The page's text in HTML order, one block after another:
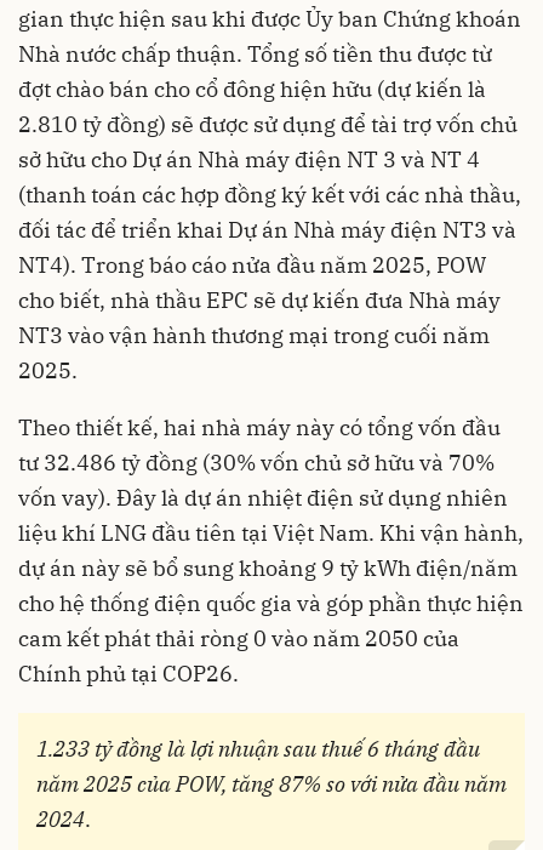
gian thực hiện sau khi được Ủy ban Chứng khoán
Nhà nước chấp thuận. Tổng số tiền thu được từ
đợt chào bán cho cổ đông hiện hữu (dự kiến là
2.810 tỷ đồng) sẽ được sử dụng để tài trợ vốn chủ
sở hữu cho Dự án Nhà máy điện NT 3 và NT 4
(thanh toán các hợp đồng ký kết với các nhà thầu,
đối tác để triển khai Dự án Nhà máy điện NT3 và
NT4). Trong báo cáo nửa đầu năm 2025, POW
cho biết, nhà thầu EPC sẽ dự kiến đưa Nhà máy
NT3 vào vận hành thương mại trong cuối năm
2025.
Theo thiết kế, hai nhà máy này có tổng vốn đầu
tư 32.486 tỷ đồng (30% vốn chủ sở hữu và 70%
vốn vay). Đây là dự án nhiệt điện sử dụng nhiên
liệu khí LNG đầu tiên tại Việt Nam. Khi vận hành,
dự án này sẽ bổ sung khoảng 9 tỷ kWh điện/năm
cho hệ thống điện quốc gia và góp phần thực hiện
cam kết phát thải ròng 0 vào năm 2050 của
Chính phủ tại COP26.
1.233 tỷ đồng là lợi nhuận sau thuế 6 tháng đầu
năm 2025 của POW, tăng 87% so với nửa đầu năm
2024.